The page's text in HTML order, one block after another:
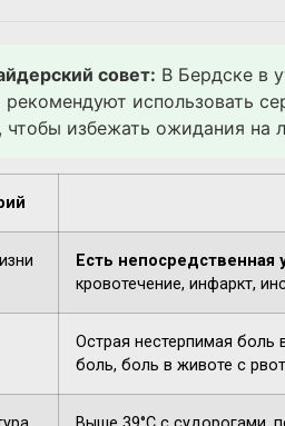
совет: В Бердске в
использовать
чтобы избежать ожидания на
Есть непосредственная
кровотечение, инфаркт,
Острая нестерпимая боль
боль, боль в животе с